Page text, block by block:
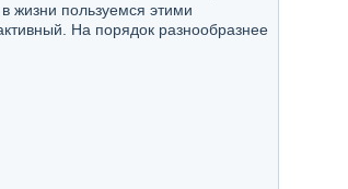
жизни пользуемся этими
На порядок разнообразнее